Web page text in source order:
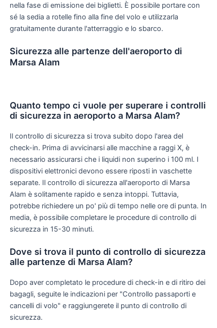
nella fase di emissione dei biglietti. È possibile portare con
sé la sedia a rotelle fino alla fine del volo e utilizzarla
gratuitamente durante l'atterraggio e lo sbarco.
Sicurezza alle partenze dell'aeroporto di
Marsa Alam
Quanto tempo ci vuole per superare i controlli
di sicurezza in aeroporto a Marsa Alam?
Il controllo di sicurezza si trova subito dopo l'area del
check-in. Prima di avvicinarsi alle macchine a raggi X, è
necessario assicurarsi che i liquidi non superino i 100 ml. I
dispositivi elettronici devono essere riposti in vaschette
separate. Il controllo di sicurezza all'aeroporto di Marsa
Alam è solitamente rapido e senza intoppi. Tuttavia,
potrebbe richiedere un po' più di tempo nelle ore di punta. In
media, è possibile completare le procedure di controllo di
sicurezza in 15-30 minuti.
Dove si trova il punto di controllo di sicurezza
alle partenze di Marsa Alam?
Dopo aver completato le procedure di check-in e di ritiro dei
bagagli, seguite le indicazioni per "Controllo passaporti e
cancelli di volo" e raggiungerete il punto di controllo di
sicurezza.